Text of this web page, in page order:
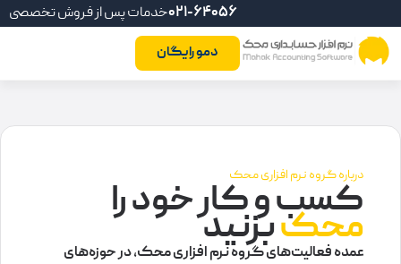
خدمات پس از فروش تخصصی021-64056
دمو رایگان
درباره گروه نرم افزاری محک
کسب و کار خود را
محکبزنید
عمده فعالیت‌های گروه نرم‌ افزاری محک، در حوزه‌های